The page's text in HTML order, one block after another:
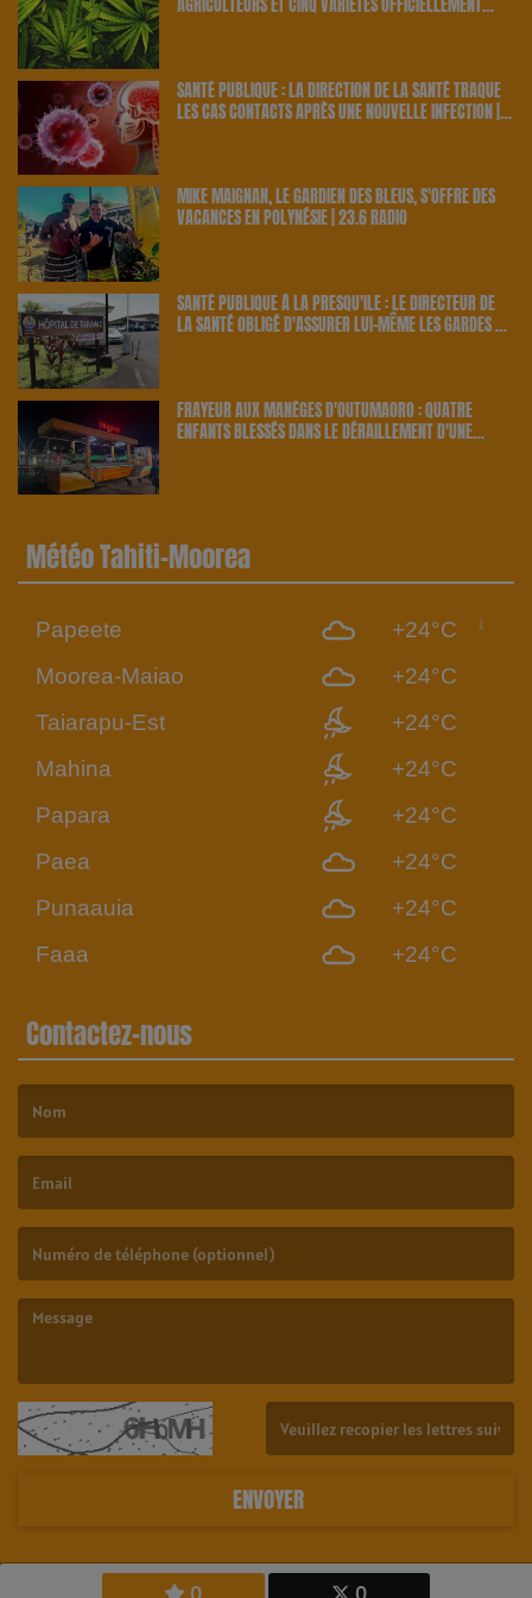
AGRICULTEURS ET CINQ VARIÉTÉS OFFICIELLEMENT
SANTÉ PUBLIQUE : LA DIRECTION DE LA SANTÉ TRAQUE
LES CAS CONTACTS APRÈS UNE NOUVELLE INFECTION |
MIKE MAIGNAN, LE GARDIEN DES BLEUS, S'OFFRE DES
VACANCES EN POLYNÉSIE | 23.6 RADIO
SANTÉ PUBLIQUE À LA PRESQU'ÎLE : LE DIRECTEUR DE
LA SANTÉ OBLIGÉ D'ASSURER LUI-MÊME LES GARDES À
FRAYEUR AUX MANÈGES D'OUTUMAORO : QUATRE
ENFANTS BLESSÉS DANS LE DÉRAILLEMENT D'UNE
Météo Tahiti-Moorea
Papeete
+24°C
Moorea-Maiao
+24°C
Taiarapu-Est
+24°C
Mahina
+24°C
Papara
+24°C
Paea
+24°C
Punaauia
+24°C
Faaa
+24°C
Contactez-nous
ENVOYER